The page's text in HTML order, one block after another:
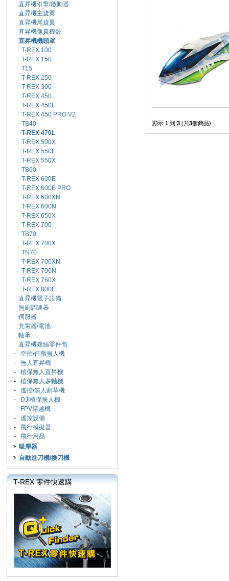
直昇機引擎/啟動器
直昇機主旋翼
直昇機尾旋翼
直昇機像真機殼
直昇機機頭罩
T-REX 100
T-REX 150
T15
T-REX 250
T-REX 300
T-REX 450
T-REX 450L
T-REX 450 PRO V2
TB40
T-REX 470L
T-REX 500X
T-REX 550E
T-REX 550X
TB60
T-REX 600E
T-REX 600E PRO
T-REX 600XN
T-REX 600N
T-REX 650X
T-REX 700
TB70
T-REX 700X
TN70
T-REX 700XN
T-REX 700N
T-REX 760X
T-REX 800E
直昇機電子設備
無刷調速器
伺服器
充電器/電池
軸承
直昇機螺絲零件包
- 空拍/任務無人機
- 無人直昇機
- 植保無人直昇機
- 植保無人多軸機
- 遙控/無人割草機
-
DJI植保無人機
-
FPV穿越機
- 遙控設備
- 飛行模擬器
- 飛行用品
吸塵器
自動進刀機/換刀機
T-REX 零件快速購
顯示 1 到 3 (共3個商品)